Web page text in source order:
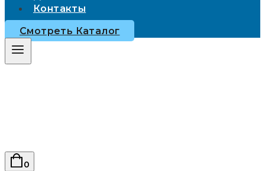
Контакты
Смотреть Каталог
0